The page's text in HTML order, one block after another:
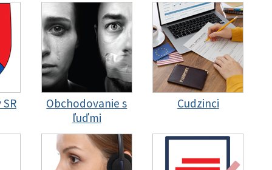
Obchodovanie s
ľuďmi
Cudzinci